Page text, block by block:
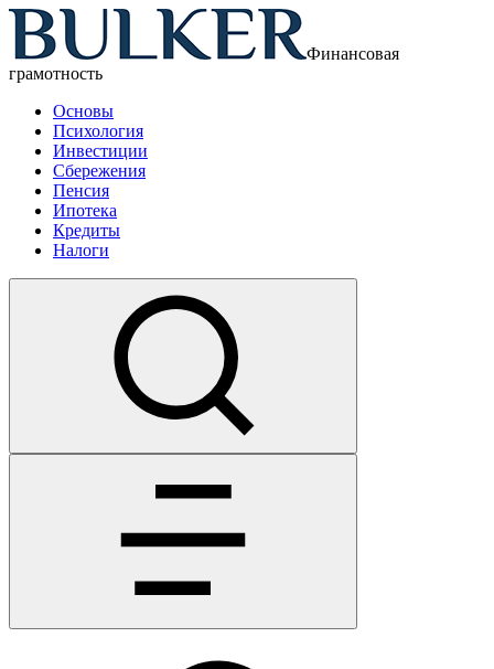
Финансовая
грамотность
Основы
Психология
Инвестиции
Сбережения
Пенсия
Ипотека
Кредиты
Налоги